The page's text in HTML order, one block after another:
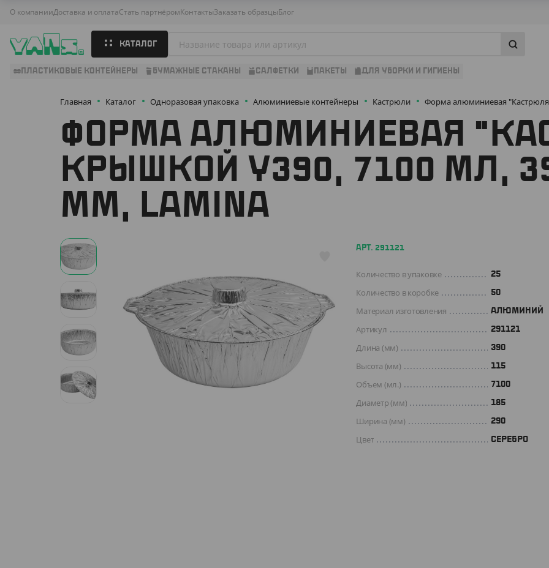
О компанииДоставка и оплатаСтать партнёромКонтактыЗаказать образцыБлог
КАТАЛОГ
ПЛАСТИКОВЫЕ КОНТЕЙНЕРЫ БУМАЖНЫЕ СТАКАНЫ САЛФЕТКИ ПАКЕТЫ ДЛЯ УБОРКИ И ГИГИЕНЫ
Главная Каталог Одноразовая упаковка Алюминиевые контейнеры Кастрюли Форма алюминиевая
ФОРМА АЛЮМИНИЕВАЯ
КРЫШКОЙ Y390, 7100 МЛ,
ММ, LAMINA
АРТ. 291121
Количество в упаковке 25
Количество в коробке 50
Материал изготовления АЛЮМИНИЙ
Артикул 291121
Длина (мм) 390
Высота (мм) 115
Объем (мл.) 7100
Диаметр (мм) 185
Ширина (мм) 290
Цвет СЕРЕБРО